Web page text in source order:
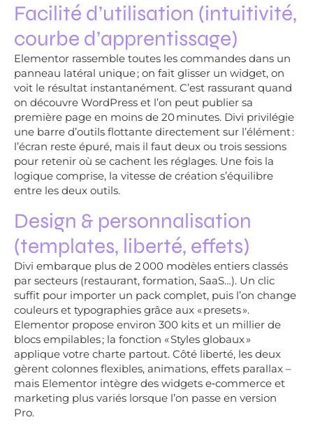
Facilité d’utilisation (intuitivité,
courbe d’apprentissage)
Elementor rassemble toutes les commandes dans un
panneau latéral unique ; on fait glisser un widget, on
voit le résultat instantanément. C’est rassurant quand
on découvre WordPress et l’on peut publier sa
première page en moins de 20 minutes. Divi privilégie
une barre d’outils flottante directement sur l’élément :
l’écran reste épuré, mais il faut deux ou trois sessions
pour retenir où se cachent les réglages. Une fois la
logique comprise, la vitesse de création s’équilibre
entre les deux outils.
Design & personnalisation
(templates, liberté, effets)
Divi embarque plus de 2 000 modèles entiers classés
par secteurs (restaurant, formation, SaaS…). Un clic
suffit pour importer un pack complet, puis l’on change
couleurs et typographies grâce aux « presets ».
Elementor propose environ 300 kits et un millier de
blocs empilables ; la fonction « Styles globaux »
applique votre charte partout. Côté liberté, les deux
gèrent colonnes flexibles, animations, effets parallax –
mais Elementor intègre des widgets e‑commerce et
marketing plus variés lorsque l’on passe en version
Pro.